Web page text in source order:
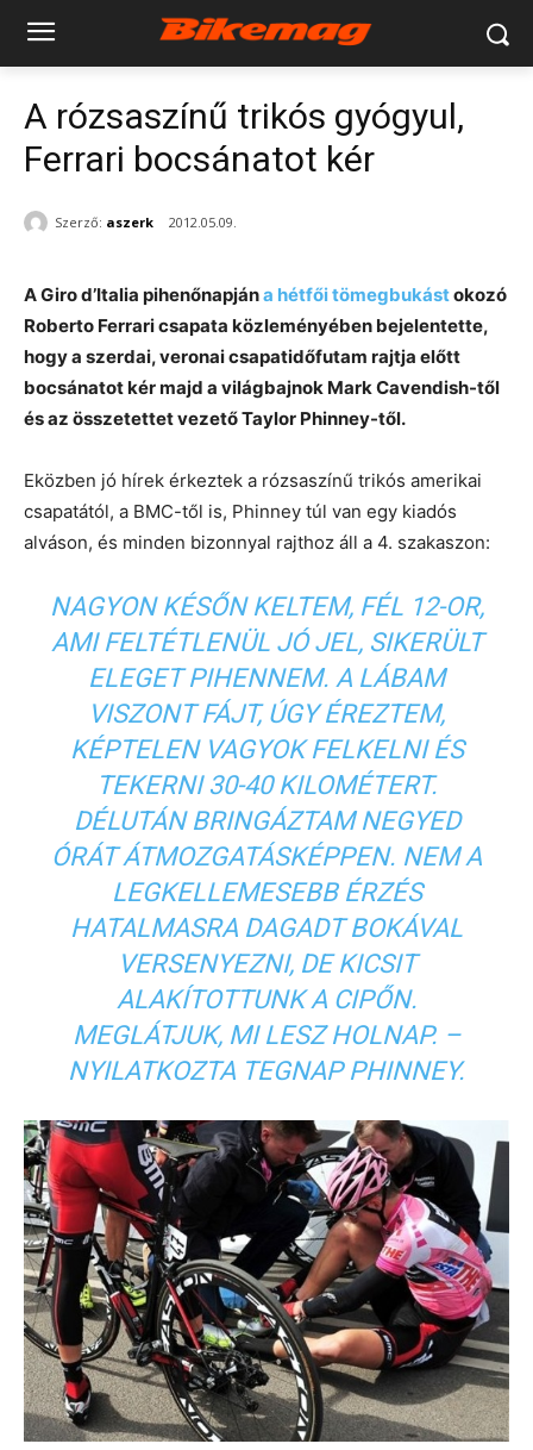
A rózsaszínű trikós gyógyul,
Ferrari bocsánatot kér
Szerző: aszerk 2012.05.09.
A Giro d’Italia pihenőnapjána hétfői tömegbukástokozó
Roberto Ferrari csapata közleményében bejelentette,
hogy a szerdai, veronai csapatidőfutam rajtja előtt
bocsánatot kér majd a világbajnok Mark Cavendish-től
és az összetettet vezető Taylor Phinney-től.
Eközben jó hírek érkeztek a rózsaszínű trikós amerikai
csapatától, a BMC-től is, Phinney túl van egy kiadós
alváson, és minden bizonnyal rajthoz áll a 4. szakaszon:
NAGYON KÉSŐN KELTEM, FÉL 12-OR,
AMI FELTÉTLENÜL JÓ JEL, SIKERÜLT
ELEGET PIHENNEM. A LÁBAM
VISZONT FÁJT, ÚGY ÉREZTEM,
KÉPTELEN VAGYOK FELKELNI ÉS
TEKERNI 30-40 KILOMÉTERT.
DÉLUTÁN BRINGÁZTAM NEGYED
ÓRÁT ÁTMOZGATÁSKÉPPEN. NEM A
LEGKELLEMESEBB ÉRZÉS
HATALMASRA DAGADT BOKÁVAL
VERSENYEZNI, DE KICSIT
ALAKÍTOTTUNK A CIPŐN.
MEGLÁTJUK, MI LESZ HOLNAP. –
NYILATKOZTA TEGNAP PHINNEY.